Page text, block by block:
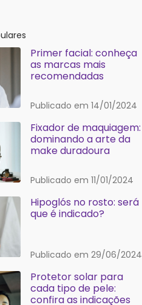
Primer facial: conheça
as marcas mais
recomendadas
Publicado em 14/01/2024
Fixador de maquiagem:
dominando a arte da
make duradoura
Publicado em 11/01/2024
Hipoglós no rosto: será
que é indicado?
Publicado em 29/06/2024
Protetor solar para
cada tipo de pele:
confira as indicações